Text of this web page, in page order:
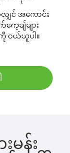
ျှင် အကောင်း
ေ့ချ်များ
ဝယ်ယူပါ။
မန်း